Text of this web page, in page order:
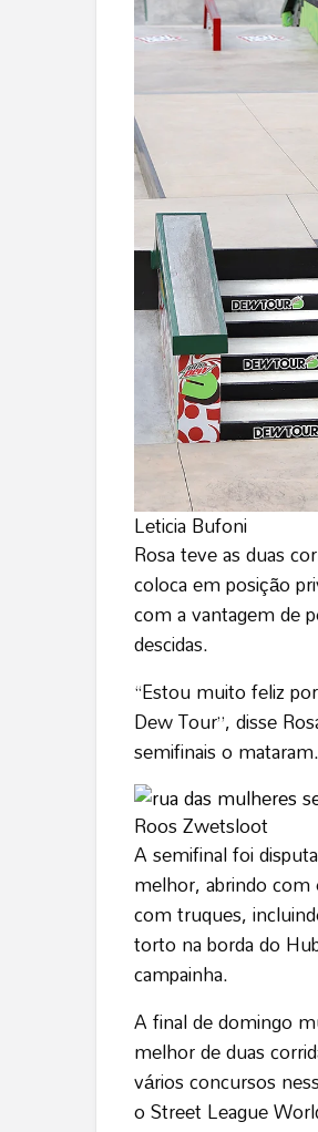
Leticia Bufoni
Rosa teve as duas
coloca em posição
com a vantagem de
descidas.
“Estou muito feliz
Dew Tour”, disse
semifinais o
Roos Zwetsloot
A semifinal foi
melhor, abrindo
com truques,
torto na borda do
campainha.
A final de domingo
melhor de duas
vários concursos
o Street League